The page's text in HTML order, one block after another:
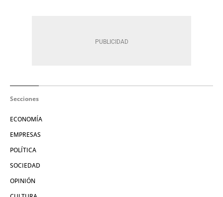
Secciones
ECONOMÍA
EMPRESAS
POLÍTICA
SOCIEDAD
OPINIÓN